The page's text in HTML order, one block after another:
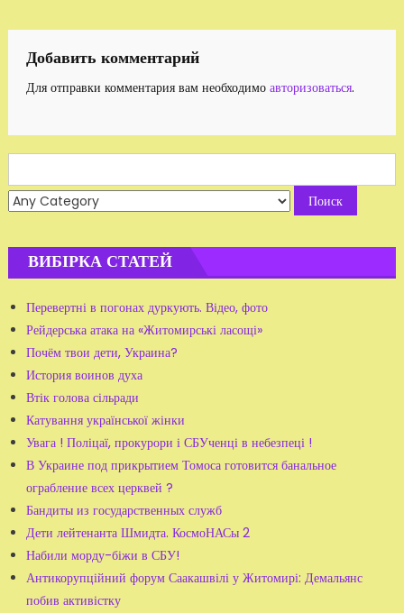
записям
Добавить комментарий
Для отправки комментария вам необходимо авторизоваться.
for:
ВИБІРКА СТАТЕЙ
Перевертні в погонах дуркують. Відео, фото
Рейдерська атака на «Житомирські ласощі»
Почём твои дети, Украина?
История воинов духа
Втік голова сільради
Катування української жінки
Увага ! Поліцаї, прокурори і СБУченці в небезпеці !
В Украине под прикрытием Томоса готовится банальное
ограбление всех церквей ?
Бандиты из государственных служб
Дети лейтенанта Шмидта. КосмоНАСы 2
Набили морду-біжи в СБУ!
Антикорупційний форум Саакашвілі у Житомирі: Демальянс
побив активістку